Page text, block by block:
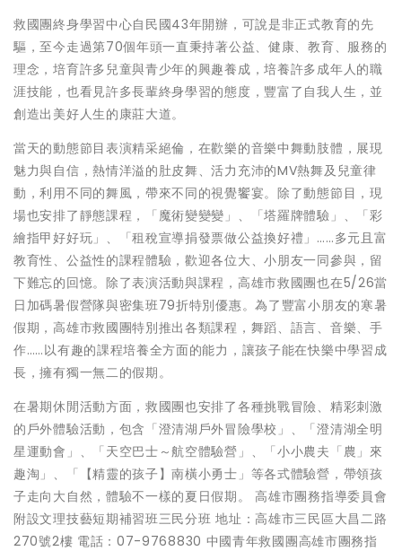
救國團終身學習中心自民國43年開辦，可說是非正式教育的先
驅，至今走過第70個年頭一直秉持著公益、健康、教育、服務的
理念，培育許多兒童與青少年的興趣養成，培養許多成年人的職
涯技能，也看見許多長輩終身學習的態度，豐富了自我人生，並
創造出美好人生的康莊大道。
當天的動態節目表演精采絕倫，在歡樂的音樂中舞動肢體，展現
魅力與自信，熱情洋溢的肚皮舞、活力充沛的MV熱舞及兒童律
動，利用不同的舞風，帶來不同的視覺饗宴。除了動態節目，現
場也安排了靜態課程，「魔術變變變」、「塔羅牌體驗」、「彩
繪指甲好好玩」、「租稅宣導捐發票做公益換好禮」……多元且富
教育性、公益性的課程體驗，歡迎各位大、小朋友一同參與，留
下難忘的回憶。除了表演活動與課程，高雄市救國團也在5/26當
日加碼暑假營隊與密集班79折特別優惠。為了豐富小朋友的寒暑
假期，高雄市救國團特別推出各類課程，舞蹈、語言、音樂、手
作……以有趣的課程培養全方面的能力，讓孩子能在快樂中學習成
長，擁有獨一無二的假期。
在暑期休閒活動方面，救國團也安排了各種挑戰冒險、精彩刺激
的戶外體驗活動，包含「澄清湖戶外冒險學校」、「澄清湖全明
星運動會」、「天空巴士～航空體驗營」、「小小農夫「農」來
趣淘」、「【精靈的孩子】南橫小勇士」等各式體驗營，帶領孩
子走向大自然，體驗不一樣的夏日假期。 高雄市團務指導委員會
附設文理技藝短期補習班三民分班 地址：高雄市三民區大昌二路
270號2樓 電話：07-9768830 中國青年救國團高雄市團務指